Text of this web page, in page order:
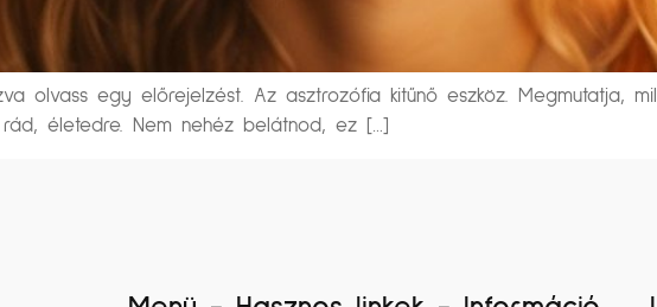
olvass egy előrejelzést. Az asztrozófia kitűnő eszköz. Megmutatja,
életedre. Nem nehéz belátnod, ez […]